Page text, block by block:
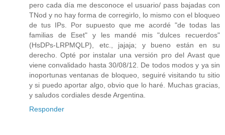
pero cada día me desconoce el usuario/ pass bajadas con
TNod y no hay forma de corregirlo, lo mismo con el bloqueo
de tus IPs. Por supuesto que me acordé "de todas las
familias de Eset" y les mandé mis "dulces recuerdos"
(HsDPs-LRPMQLP), etc., jajaja; y bueno están en su
derecho. Opté por instalar una versión pro del Avast que
viene convalidado hasta 30/08/12. De todos modos y ya sin
inoportunas ventanas de bloqueo, seguiré visitando tu sitio
y si puedo aportar algo, obvio que lo haré. Muchas gracias,
y saludos cordiales desde Argentina.
Responder